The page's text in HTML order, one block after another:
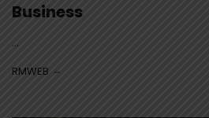
Business
...
RMWEB